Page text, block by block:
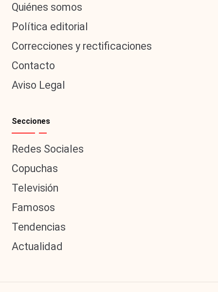
Quiénes somos
Política editorial
Correcciones y rectificaciones
Contacto
Aviso Legal
Secciones
Redes Sociales
Copuchas
Televisión
Famosos
Tendencias
Actualidad